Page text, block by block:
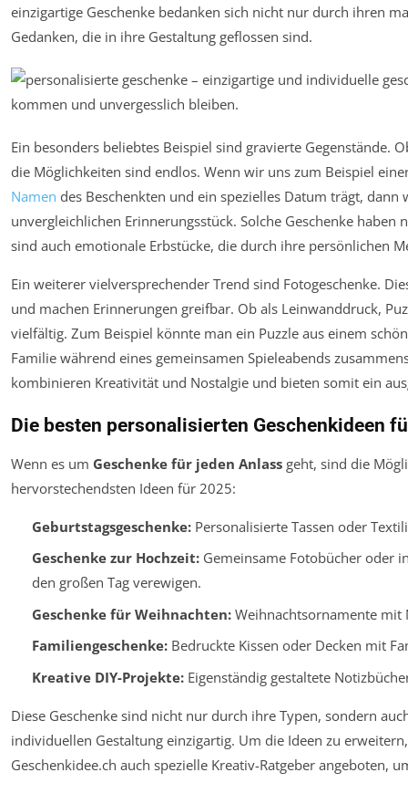
einzigartige Geschenke bedanken sich nicht nur durch ihren
Gedanken, die in ihre Gestaltung geflossen sind.
Ein besonders beliebtes Beispiel sind gravierte Gegenstände.
die Möglichkeiten sind endlos. Wenn wir uns zum Beispiel
Namen des Beschenkten und ein spezielles Datum trägt, dann
unvergleichlichen Erinnerungsstück. Solche Geschenke
sind auch emotionale Erbstücke, die durch ihre persönlichen
Ein weiterer vielversprechender Trend sind Fotogeschenke.
und machen Erinnerungen greifbar. Ob als Leinwanddruck,
vielfältig. Zum Beispiel könnte man ein Puzzle aus einem
Familie während eines gemeinsamen Spieleabends
kombinieren Kreativität und Nostalgie und bieten somit ein
Die besten personalisierten Geschenkideen
Wenn es um Geschenke für jeden Anlass geht, sind die
hervorstechendsten Ideen für 2025:
Geburtstagsgeschenke:Personalisierte Tassen oder
Geschenke zur Hochzeit:Gemeinsame Fotobücher oder
den großen Tag verewigen.
Geschenke für Weihnachten:Weihnachtsornamente mit
Familiengeschenke:Bedruckte Kissen oder Decken mit
Kreative DIY-Projekte:Eigenständig gestaltete
Diese Geschenke sind nicht nur durch ihre Typen, sondern
individuellen Gestaltung einzigartig. Um die Ideen zu
Geschenkidee.ch auch spezielle Kreativ-Ratgeber angeboten,